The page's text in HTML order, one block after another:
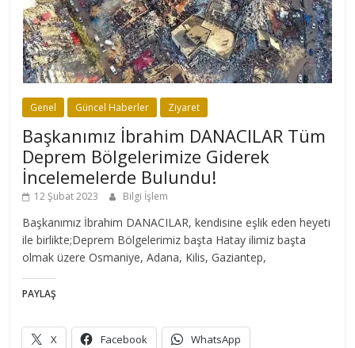
Genel Güncel Haberler Ziyaret
Başkanımız İbrahim DANACILAR Tüm
Deprem Bölgelerimize Giderek
İncelemelerde Bulundu!
12 Şubat 2023 Bilgi İşlem
Başkanımız İbrahim DANACILAR, kendisine eşlik eden heyeti
ile birlikte;Deprem Bölgelerimiz başta Hatay ilimiz başta
olmak üzere Osmaniye, Adana, Kilis, Gaziantep,
PAYLAŞ
X Facebook WhatsApp